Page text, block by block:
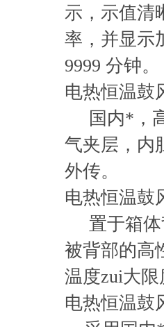
示，示值清
率，并显示
9999 分钟。
电热恒温鼓
国内*，高
气夹层，内
外传。
电热恒温鼓
置于箱体
被背部的高
温度zui大
电热恒温鼓